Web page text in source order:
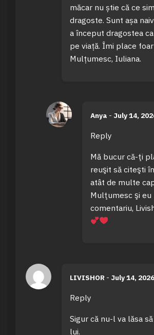
măcar nu știe că ce
dragoste. Sunt așa
a început dragostea
pe viață. Îmi place
Mulțumesc, Iuliana.
Anya - July 14,
Reply
Mă bucur că-ţi
reuşit să citeşti
atât de multe
Mulţumesc şi
comentariu,
LIVISHOR - July 14, 2026
Reply
Sigur că nu-l va lăsa
lui.